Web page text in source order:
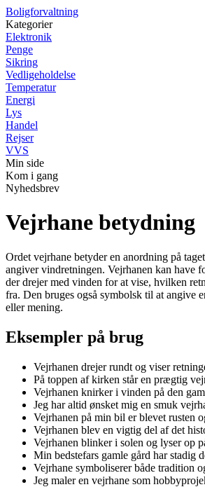
Boligforvaltning
Kategorier
Elektronik
Penge
Sikring
Vedligeholdelse
Temperatur
Energi
Lys
Handel
Rejser
VVS
Min side
Kom i gang
Nyhedsbrev
Vejrhane betydning
Ordet vejrhane betyder en anordning på
angiver vindretningen. Vejrhanen kan have
der drejer med vinden for at vise, hvilken
fra. Den bruges også symbolsk til at angive
eller mening.
Eksempler på brug
Vejrhanen drejer rundt og viser
På toppen af kirken står en prægtig
Vejrhanen knirker i vinden på den
Jeg har altid ønsket mig en smuk
Vejrhanen på min bil er blevet rusten
Vejrhanen blev en vigtig del af det
Vejrhanen blinker i solen og lyser op
Min bedstefars gamle gård har stadig
Vejrhane symboliserer både tradition
Jeg maler en vejrhane som